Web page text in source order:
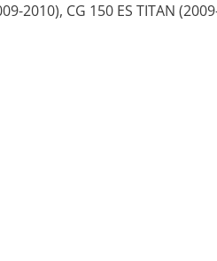
2010), CG 150 ES TITAN